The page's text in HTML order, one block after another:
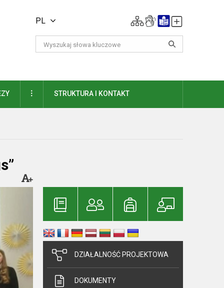
PL
DAUGIAUSTRUKTURA I KONTAKT
DZIAŁALNOŚĆ PROJEKTOWA
DOKUMENTY